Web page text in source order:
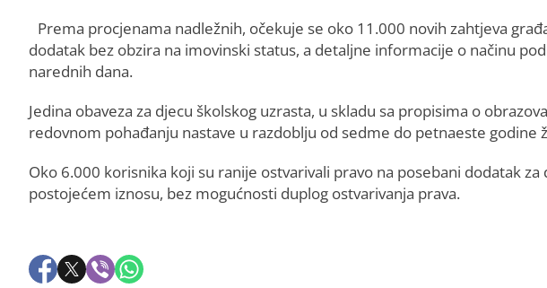
Prema procjenama nadležnih, očekuje se oko 11.000 novih zahtjeva
dodatak bez obzira na imovinski status, a detaljne informacije o načinu
narednih dana.
Jedina obaveza za djecu školskog uzrasta, u skladu sa propisima o
redovnom pohađanju nastave u razdoblju od sedme do petnaeste godine
Oko 6.000 korisnika koji su ranije ostvarivali pravo na posebani dodatak
postojećem iznosu, bez mogućnosti duplog ostvarivanja prava.